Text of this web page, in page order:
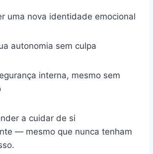
uma nova identidade emocional
autonomia sem culpa
interna, mesmo sem
a cuidar de si
— mesmo que nunca tenham